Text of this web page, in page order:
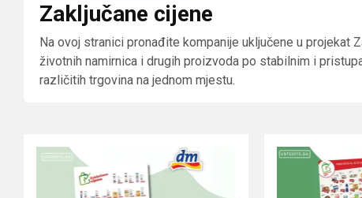
Zaključane cijene
Na ovoj stranici pronađite kompanije uključene u projekat
životnih namirnica i drugih proizvoda po stabilnim i
različitih trgovina na jednom mjestu.